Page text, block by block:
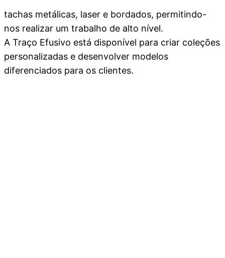
tachas metálicas, laser e bordados, permitindo-
nos realizar um trabalho de alto nível.
A Traço Efusivo está disponível para criar coleções
personalizadas e desenvolver modelos
diferenciados para os clientes.